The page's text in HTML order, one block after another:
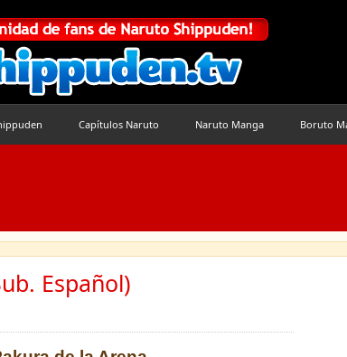
Capítulos Naruto Naruto Manga Boruto
Español)